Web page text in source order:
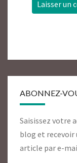
ABONNEZ-
Saisissez votre
blog et recevoir
article par e-